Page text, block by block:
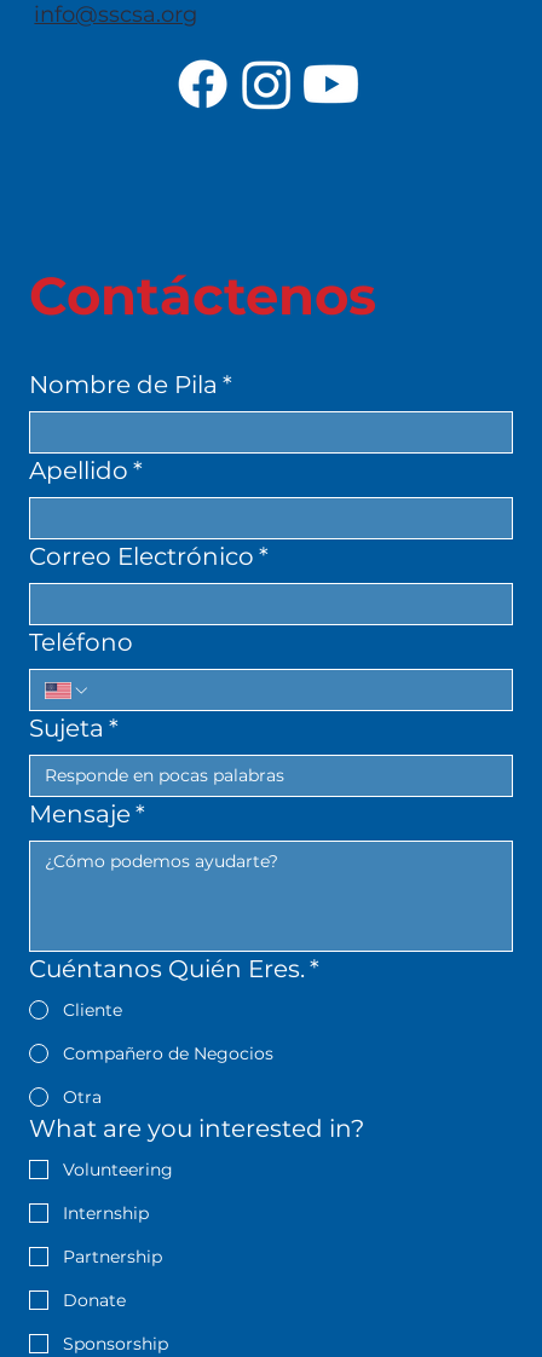
info@sscsa.org
Contáctenos
Nombre de Pila *
Apellido *
Correo Electrónico *
Teléfono
Sujeta *
Mensaje*
Cuéntanos Quién Eres. *
Cliente
Compañero de Negocios
Otra
What are you interested in?
Volunteering
Internship
Partnership
Donate
Sponsorship